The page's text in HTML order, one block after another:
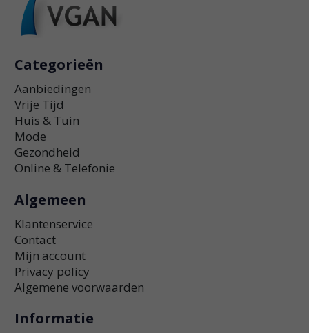
Categorieën
Aanbiedingen
Vrije Tijd
Huis & Tuin
Mode
Gezondheid
Online & Telefonie
Algemeen
Klantenservice
Contact
Mijn account
Privacy policy
Algemene voorwaarden
Informatie